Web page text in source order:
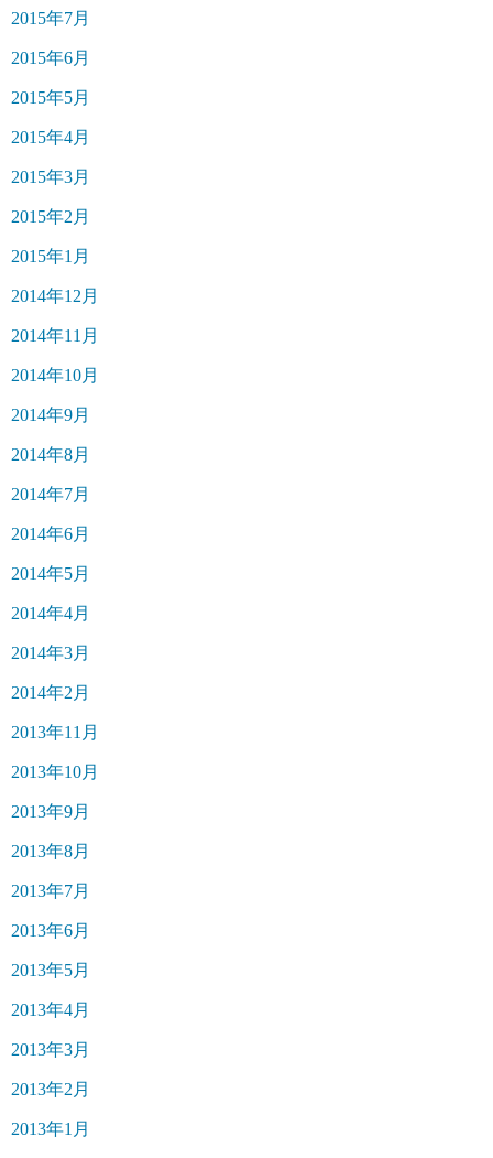
2015年7月
2015年6月
2015年5月
2015年4月
2015年3月
2015年2月
2015年1月
2014年12月
2014年11月
2014年10月
2014年9月
2014年8月
2014年7月
2014年6月
2014年5月
2014年4月
2014年3月
2014年2月
2013年11月
2013年10月
2013年9月
2013年8月
2013年7月
2013年6月
2013年5月
2013年4月
2013年3月
2013年2月
2013年1月